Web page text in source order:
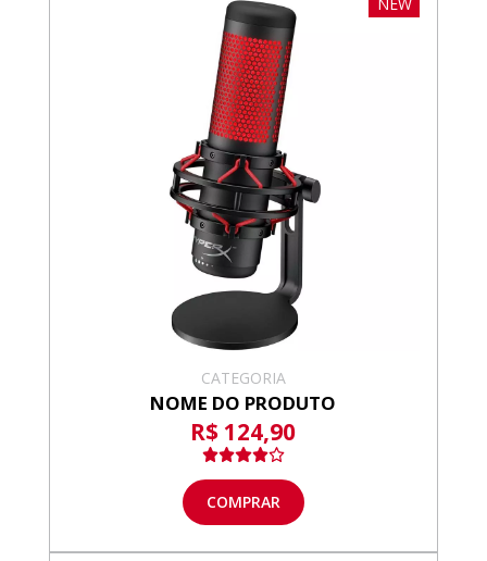
CATEGORIA
NOME DO PRODUTO
R$ 124,90
COMPRAR